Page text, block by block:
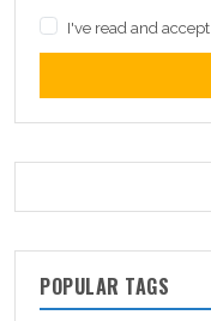
I've read and accept
POPULAR TAGS